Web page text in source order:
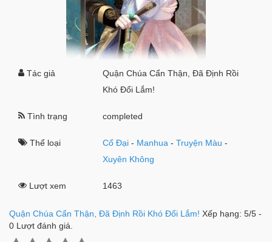
Tác giả
Quận Chúa Cẩn Thận, Đã Định Rồi
Khó Đổi Lắm!
Tình trạng completed
Thể loại Cổ Đại - Manhua -Truyện Màu -
Xuyên Không
Lượt xem 1463
Quận Chúa Cẩn Thận, Đã Định Rồi Khó Đổi Lắm! Xếp hạng: 5/5 -
0 Lượt đánh giá.